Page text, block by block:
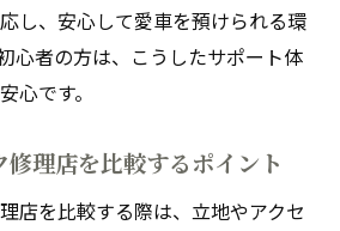
ち込み修理手順と事前準備のコ
時にトラブルを防ぐポイント
備も安心できる理由
修理に強い整備店の選び方
し、安心して愛車を預けられる環
心者の方は、こうしたサポート体
心です。
理店を比較するポイント
店を比較する際は、立地やアクセ